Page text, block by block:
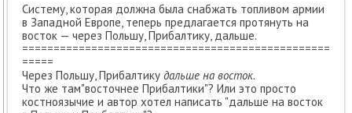
Систему, которая должна была снабжать топливом армии
в Западной Европе, теперь предлагается протянуть на
восток — через Польшу, Прибалтику, дальше.
=================================================
=====
Через Польшу, Прибалтику дальше на восток.
Что же там"восточнее Прибалтики"? Или это просто
костноязычие и автор хотел написать "дальше на восток